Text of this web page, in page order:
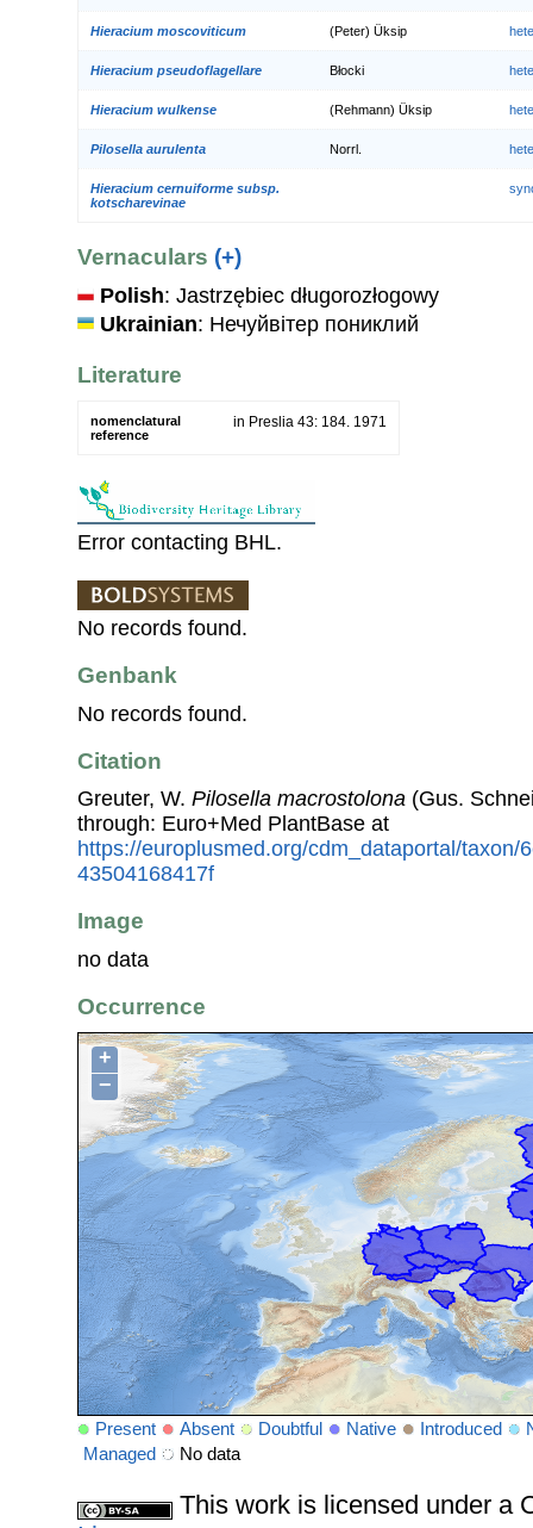
Hieracium moscoviticum (Peter) Üksip
Hieracium pseudoflagellare Błocki
Hieracium wulkense (Rehmann) Üksip
Pilosella aurulenta Norrl.
Hieracium cernuiforme subsp.
kotscharevinae
Vernaculars (+)
Polish: Jastrzębiec długorozłogowy
Ukrainian: Нечуйвiтер пониклий
Literature
nomenclatural
reference
in Preslia 43: 184. 1971
Error contacting BHL.
No records found.
Genbank
No records found.
Citation
Greuter, W. Pilosella macrostolona (Gus.
through: Euro+Med PlantBase at
https://europlusmed.org/cdm_dataportal/taxon/
43504168417f
Image
no data
Occurrence
+
−
Present Absent Doubtful Native Introduced
Managed
No data
This work is licensed under a